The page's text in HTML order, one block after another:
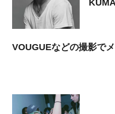
VOUGUEなどの撮影で